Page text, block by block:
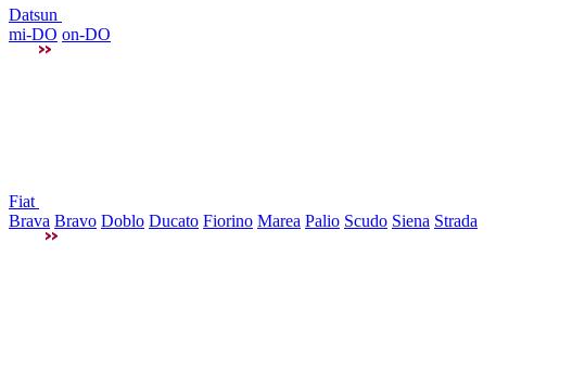
Datsun
mi-DO on-DO
Fiat
Brava Bravo Doblo Ducato Fiorino Marea Palio Scudo Siena Strada